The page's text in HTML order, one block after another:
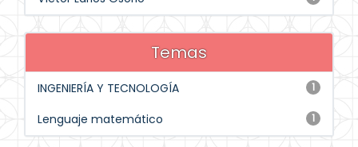
Temas
1
INGENIERÍA Y TECNOLOGÍA
1
Lenguaje matemático